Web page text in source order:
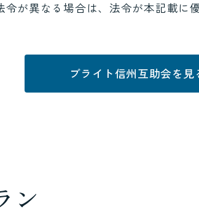
が異なる場合は、法令が本記載に
ブライト信州互助会を見
ン